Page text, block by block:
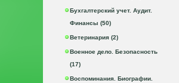
Бухгалтерский учет. Аудит.
Финансы (50)
Ветеринария (2)
Военное дело. Безопасность
(17)
Воспоминания. Биографии.